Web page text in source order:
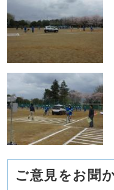
ご意見をお聞